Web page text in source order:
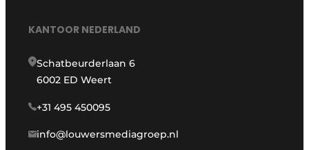
KANTOOR NEDERLAND
Schatbeurderlaan 6
6002 ED Weert
+31 495 450095
info@louwersmediagroep.nl